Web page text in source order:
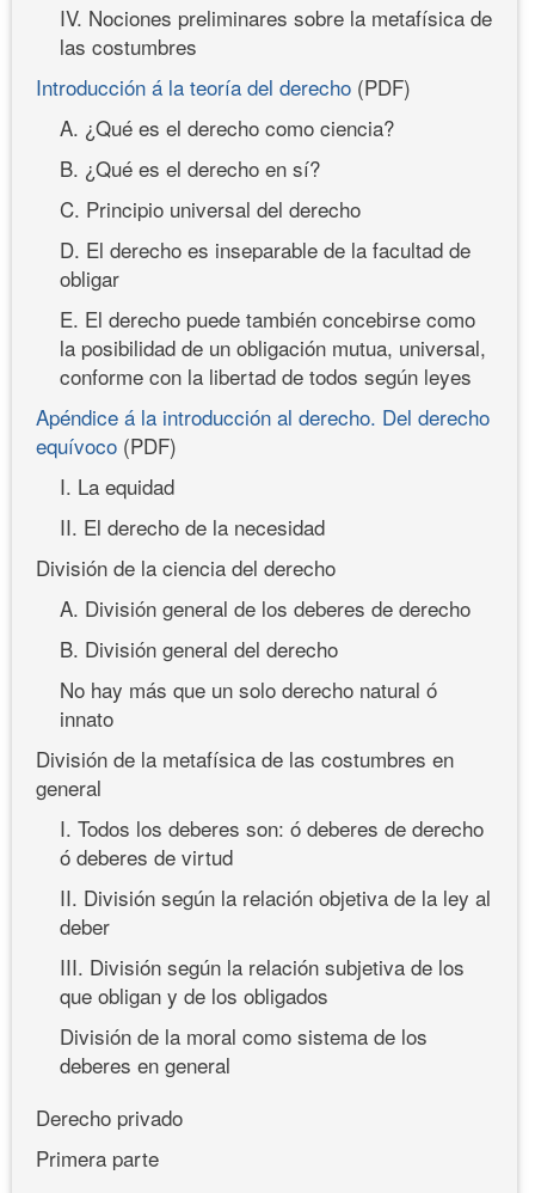
IV. Nociones preliminares sobre la metafísica de
las costumbres
Introducción á la teoría del derecho (PDF)
A. ¿Qué es el derecho como ciencia?
B. ¿Qué es el derecho en sí?
C. Principio universal del derecho
D. El derecho es inseparable de la facultad de
obligar
E. El derecho puede también concebirse como
la posibilidad de un obligación mutua, universal,
conforme con la libertad de todos según leyes
Apéndice á la introducción al derecho. Del derecho
equívoco (PDF)
I. La equidad
II. El derecho de la necesidad
División de la ciencia del derecho
A. División general de los deberes de derecho
B. División general del derecho
No hay más que un solo derecho natural ó
innato
División de la metafísica de las costumbres en
general
I. Todos los deberes son: ó deberes de derecho
ó deberes de virtud
II. División según la relación objetiva de la ley al
deber
III. División según la relación subjetiva de los
que obligan y de los obligados
División de la moral como sistema de los
deberes en general
Derecho privado
Primera parte